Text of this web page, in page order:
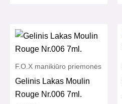
F.O.X manikiūro priemonės
Gelinis Lakas Moulin
Rouge Nr.006 7ml.